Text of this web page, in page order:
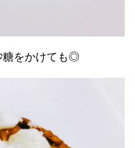
糖をかけても◎